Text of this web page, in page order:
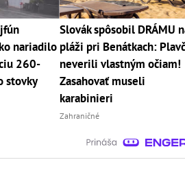
nariadilo
260-
stovky
Slovák spôsobil DRÁMU
pláži pri Benátkach:
neverili vlastným očiam!
Zasahovať museli
karabinieri
Zahraničné